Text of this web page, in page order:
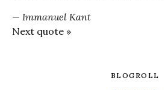
— Immanuel Kant
Next quote »
BLOGROLL